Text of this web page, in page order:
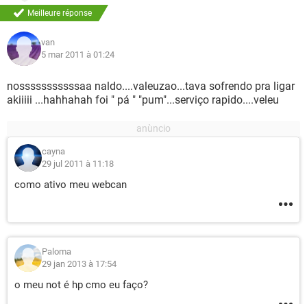
Meilleure réponse
van
5 mar 2011 à 01:24
nosssssssssssaa naldo....valeuzao...tava sofrendo pra ligar
akiiiii ...hahhahah foi " pá " "pum"...serviço rapido....veleu
cayna
29 jul 2011 à 11:18
como ativo meu webcan
Paloma
29 jan 2013 à 17:54
o meu not é hp cmo eu faço?